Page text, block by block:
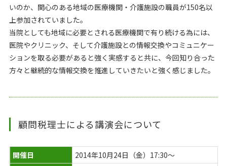
いのか、関心のある地域の医療機関・介護施設の職員が150名以
上参加されていました。
当院としても地域に必要とされる医療機関で有り続ける為には、
医院やクリニック、そして介護施設との情報交換やコミュニケー
ションを取る必要があると強く実感すると共に、今回知り合った
方々と継続的な情報交換を推進していきたいと強く感じました。
顧問税理士による講演会について
開催日
2014年10月24日（金）17:30～